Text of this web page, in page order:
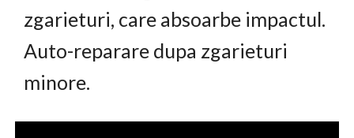
zgarieturi, care absoarbe impactul.
Auto-reparare dupa zgarieturi
minore.